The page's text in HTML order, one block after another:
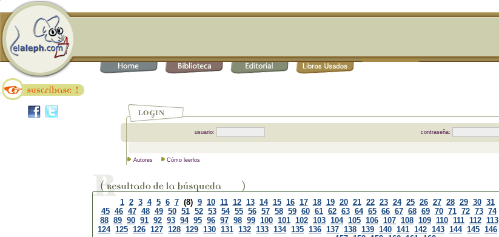
usuario: contraseña:
Autores Cómo leerlos
1 2 3 4 5 6 7 (8) 9 10 11 12 13 14 15 16 17 18 19 20 21 22 23 24 25 26 27 28 29 30 31
45 46 47 48 49 50 51 52 53 54 55 56 57 58 59 60 61 62 63 64 65 66 67 68 69 70 71 72 73 74
88 89 90 91 92 93 94 95 96 97 98 99 100 101 102 103 104 105 106 107 108 109 110 111 112 113
124 125 126 127 128 129 130 131 132 133 134 135 136 137 138 139 140 141 142 143 144 145 146